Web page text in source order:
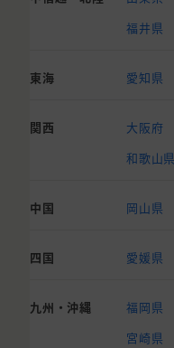
福井県
東海 愛知県
関西 大阪府
和歌山県
中国 岡山県
四国 愛媛県
九州・沖縄 福岡県
宮崎県